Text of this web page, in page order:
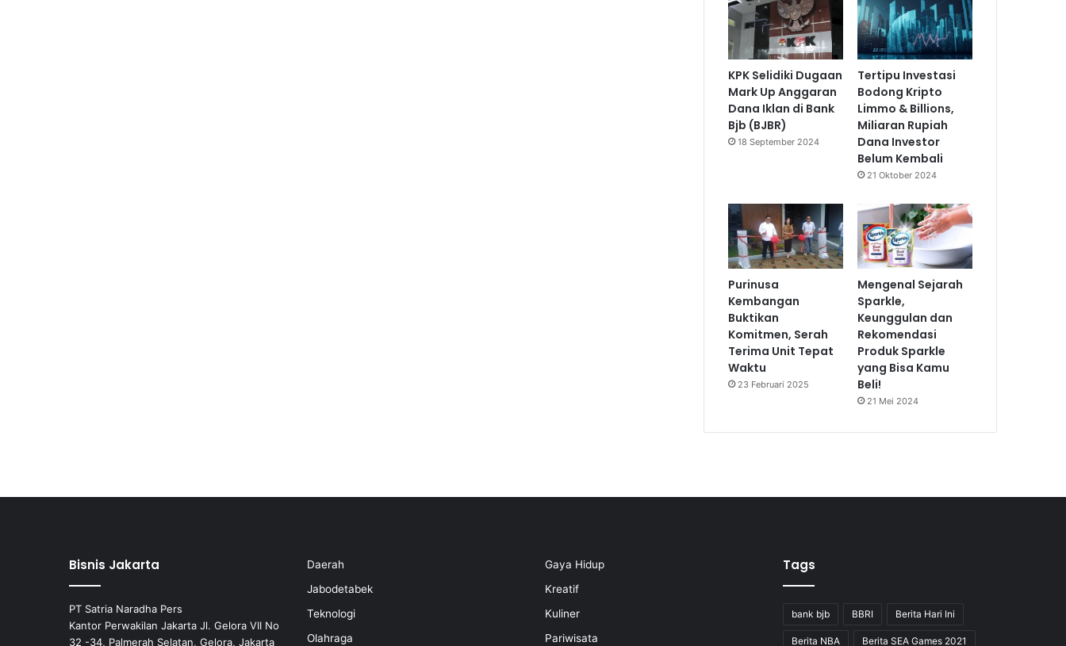
KPK Selidiki Dugaan
Mark Up Anggaran
Dana Iklan di Bank
Bjb (BJBR)
18 September 2024
Tertipu Investasi
Bodong Kripto
Limmo & Billions,
Miliaran Rupiah
Dana Investor
Belum Kembali
21 Oktober 2024
Purinusa
Kembangan
Buktikan
Komitmen, Serah
Terima Unit Tepat
Waktu
23 Februari 2025
Mengenal Sejarah
Sparkle,
Keunggulan dan
Rekomendasi
Produk Sparkle
yang Bisa Kamu
Beli!
21 Mei 2024
Bisnis Jakarta
PT Satria Naradha Pers
Kantor Perwakilan Jakarta Jl. Gelora VII No
32 -34, Palmerah Selatan, Gelora, Jakarta
Daerah
Jabodetabek
Teknologi
Olahraga
Gaya Hidup
Kreatif
Kuliner
Pariwisata
Tags
bank bjb BBRI Berita Hari Ini
Berita NBA Berita SEA Games 2021